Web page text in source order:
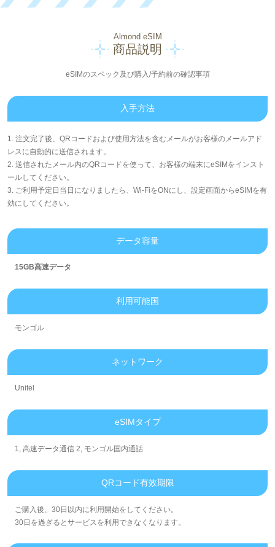
Almond eSIM
商品説明
eSIMのスペック及び購入/予約前の確認事項
入手方法
1. 注文完了後、QRコードおよび使用方法を含むメールがお客様のメールアド
レスに自動的に送信されます。
2. 送信されたメール内のQRコードを使って、お客様の端末にeSIMをインスト
ールしてください。
3. ご利用予定日当日になりましたら、Wi-FiをONにし、設定画面からeSIMを有
効にしてください。
データ容量
15GB高速データ
利用可能国
モンゴル
ネットワーク
Unitel
eSIMタイプ
1, 高速データ通信 2, モンゴル国内通話
QRコード有效期限
ご購入後、30日以内に利用開始をしてください。
30日を過ぎるとサービスを利用できなくなります。